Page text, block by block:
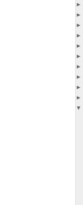
►
►
►
►
►
►
►
►
►
►
▼